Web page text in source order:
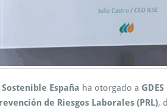
España ha otorgado a GDES
de Riesgos Laborales (PRL),